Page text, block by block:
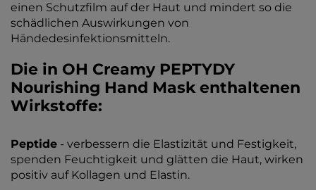
einen Schutzfilm auf der Haut und mindert so die
schädlichen Auswirkungen von
Händedesinfektionsmitteln.
Die in OH Creamy PEPTYDY
Nourishing Hand Mask enthaltenen
Wirkstoffe:
Peptide - verbessern die Elastizität und Festigkeit,
spenden Feuchtigkeit und glätten die Haut, wirken
positiv auf Kollagen und Elastin.